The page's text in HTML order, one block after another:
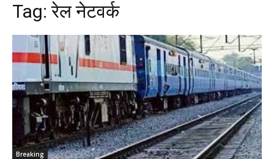
Tag:रेल नेटवर्क
Breaking